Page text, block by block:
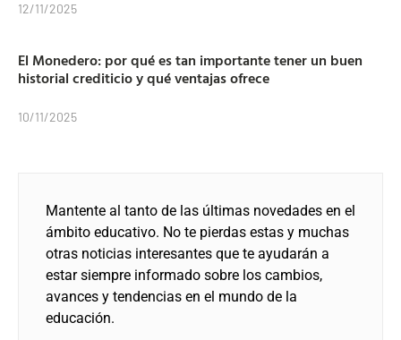
12/11/2025
El Monedero: por qué es tan importante tener un buen
historial crediticio y qué ventajas ofrece
10/11/2025
Mantente al tanto de las últimas novedades en el
ámbito educativo. No te pierdas estas y muchas
otras noticias interesantes que te ayudarán a
estar siempre informado sobre los cambios,
avances y tendencias en el mundo de la
educación.